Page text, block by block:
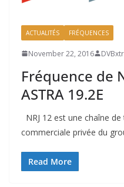
ACTUALITÉS FRÉQUENCES
November 22, 2016
Fréquence de
ASTRA 19.2E
NRJ 12 est une chaîne
commerciale privée du
Read More